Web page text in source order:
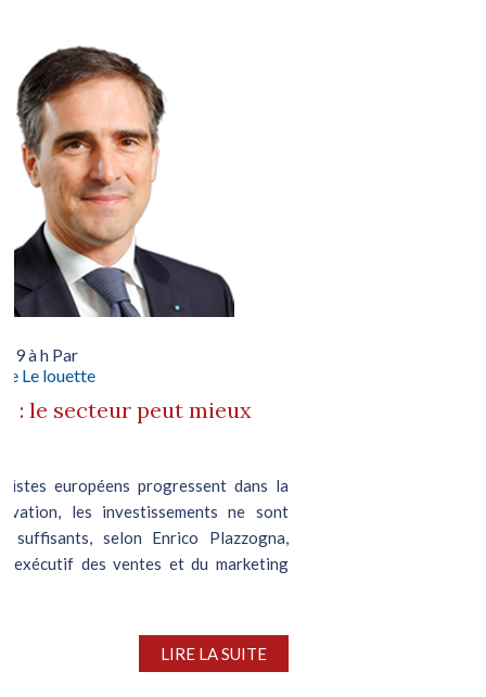
à h Par
Le louette
: le secteur peut mieux
européens progressent dans la
les investissements ne sont
suffisants, selon Enrico Plazzogna,
exécutif des ventes et du marketing
LIRE LA SUITE